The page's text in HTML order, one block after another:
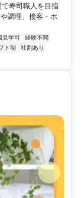
寿司職人を目指
調理、接客・ホ
見学可
経験不問
ト制
社割あり